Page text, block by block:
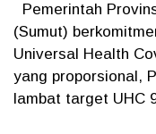
Pemerintah
(Sumut)
Universal Health
yang proporsional,
lambat target UHC